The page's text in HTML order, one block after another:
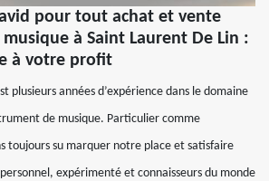
pour tout achat et vente
à Saint Laurent De Lin :
à votre profit
plusieurs années d’expérience dans le domaine
de musique. Particulier comme
toujours su marquer notre place et satisfaire
expérimenté et connaisseurs du monde